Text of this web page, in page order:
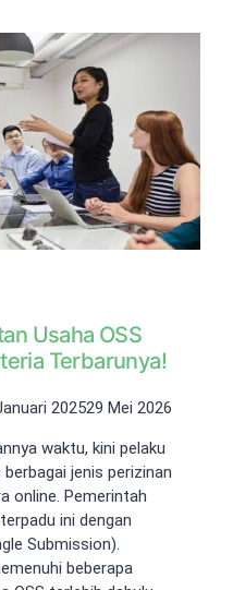
Usaha OSS
Terbarunya!
202529 Mei 2026
waktu, kini pelaku
jenis perizinan
online. Pemerintah
ini dengan
Submission).
beberapa